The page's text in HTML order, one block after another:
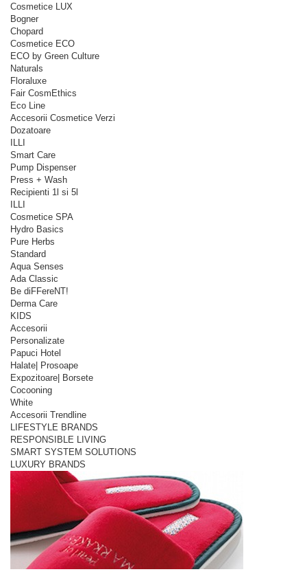
Cosmetice LUX
Bogner
Chopard
Cosmetice ECO
ECO by Green Culture
Naturals
Floraluxe
Fair CosmEthics
Eco Line
Accesorii Cosmetice Verzi
Dozatoare
ILLI
Smart Care
Pump Dispenser
Press + Wash
Recipienti 1l si 5l
ILLI
Cosmetice SPA
Hydro Basics
Pure Herbs
Standard
Aqua Senses
Ada Classic
Be diFFereNT!
Derma Care
KIDS
Accesorii
Personalizate
Papuci Hotel
Halate| Prosoape
Expozitoare| Borsete
Cocooning
White
Accesorii Trendline
LIFESTYLE BRANDS
RESPONSIBLE LIVING
SMART SYSTEM SOLUTIONS
LUXURY BRANDS